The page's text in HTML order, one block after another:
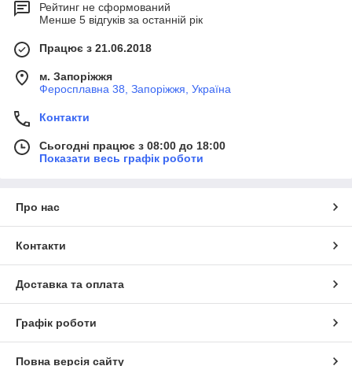
Рейтинг не сформований
Менше 5 відгуків за останній рік
Працює з 21.06.2018
м. Запоріжжя
Феросплавна 38, Запоріжжя, Україна
Контакти
Сьогодні працює з 08:00 до 18:00
Показати весь графік роботи
Про нас
Контакти
Доставка та оплата
Графік роботи
Повна версія сайту